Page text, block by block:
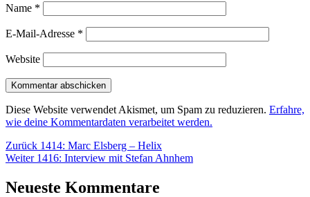
Name *
E-Mail-Adresse *
Website
Diese Website verwendet Akismet, um Spam zu reduzieren. Erfahre,
wie deine Kommentardaten verarbeitet werden.
Beitragsnavigation
Zurück Vorheriger
Beitrag:
1414: Marc Elsberg – Helix
Weiter Nächster
1416: Interview mit Stefan Ahnhem
Neueste Kommentare